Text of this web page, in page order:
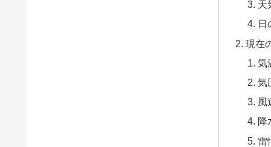
天
日
現在
気
気
風
降
雷